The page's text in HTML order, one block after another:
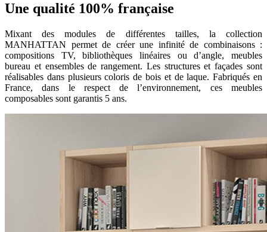
Une qualité 100% française
Mixant des modules de différentes tailles, la collection
MANHATTAN permet de créer une infinité de combinaisons :
compositions TV, bibliothèques linéaires ou d’angle, meubles
bureau et ensembles de rangement. Les structures et façades sont
réalisables dans plusieurs coloris de bois et de laque. Fabriqués en
France, dans le respect de l’environnement, ces meubles
composables sont garantis 5 ans.